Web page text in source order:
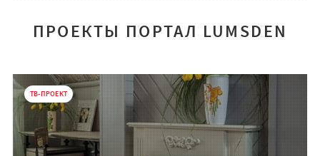
ПРОЕКТЫ ПОРТАЛ LUMSDEN
ТВ-ПРОЕКТ